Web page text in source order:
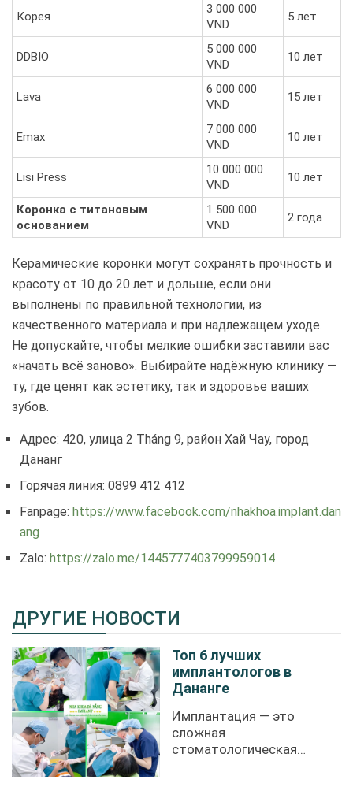
Корея
3 000 000
VND
5 лет
DDBIO
5 000 000
VND
10 лет
Lava
6 000 000
VND
15 лет
Emax
7 000 000
VND
10 лет
Lisi Press
10 000 000
VND
10 лет
Коронка с титановым
основанием
1 500 000
VND
2 года
Керамические коронки могут сохранять прочность и
красоту от 10 до 20 лет и дольше, если они
выполнены по правильной технологии, из
качественного материала и при надлежащем уходе.
Не допускайте, чтобы мелкие ошибки заставили вас
«начать всё заново». Выбирайте надёжную клинику —
ту, где ценят как эстетику, так и здоровье ваших
зубов.
Адрес: 420, улица 2 Tháng 9, район Хай Чау, город
Дананг
Горячая линия: 0899 412 412
Fanpage: https://www.facebook.com/nhakhoa.implant.dan
ang
Zalo: https://zalo.me/1445777403799959014
ДРУГИЕ НОВОСТИ
Топ 6 лучших
имплантологов в
Дананге
Имплантация — это
сложная
стоматологическая